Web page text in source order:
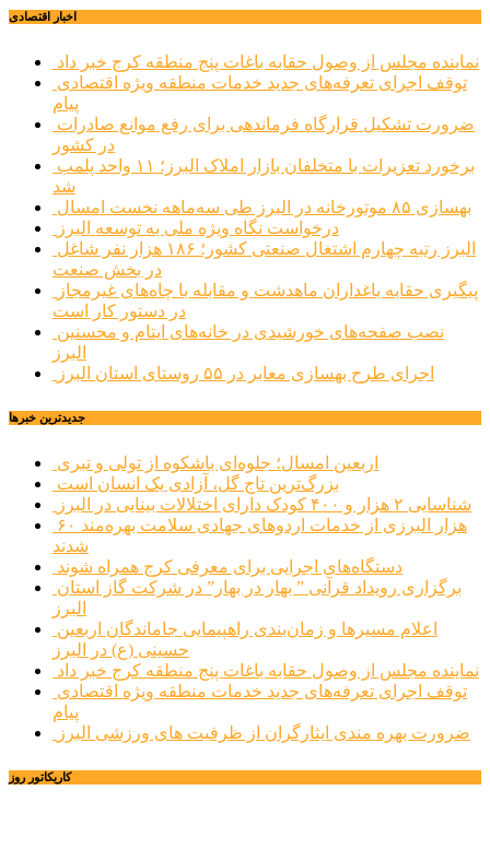
اخبار اقتصادی
نماینده مجلس از وصول حقابه باغات پنج منطقه کرج خبر داد
پیام
در کشور
شد
بهسازی ۸۵ موتورخانه در البرز طی سه‌ماهه نخست امسال
درخواست نگاه ویژه ملی به توسعه البرز
در بخش صنعت
در دستور کار است
البرز
اجرای طرح بهسازی معابر در ۵۵ روستای استان البرز
جديدترين خبرها
اربعین امسال؛ جلوه‌ای باشکوه از تولی و تبری
بزرگ‌ترین تاج گل، آزادی یک انسان است
شناسایی ۲ هزار و ۴۰۰ کودک دارای اختلالات بینایی در البرز
۶۰ هزار البرزی از خدمات اردوهای جهادی سلامت بهره‌مند
شدند
دستگاه‌های اجرایی برای معرفی کرج همراه شوند
البرز
حسینی (ع) در البرز
نماینده مجلس از وصول حقابه باغات پنج منطقه کرج خبر داد
پیام
ضرورت بهره مندی ایثارگران از ظرفیت های ورزشی البرز
کاریکاتور روز